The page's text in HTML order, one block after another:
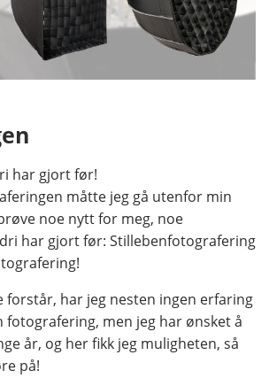
har gjort før!
måtte jeg gå utenfor min
noe nytt for meg, noe
har gjort før: Stillebenfotografering
forstår, har jeg nesten ingen erfaring
fotografering, men jeg har ønsket å
år, og her fikk jeg muligheten, så
på!